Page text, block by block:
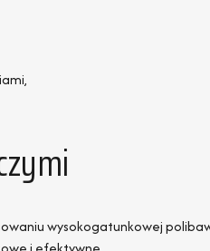
wysokogatunkowej